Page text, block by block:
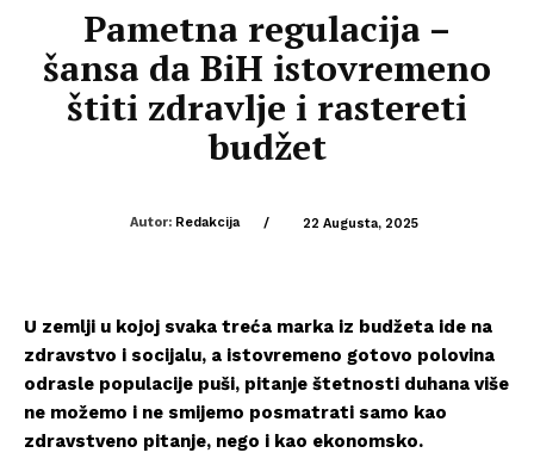
Pametna regulacija –
šansa da BiH istovremeno
štiti zdravlje i rastereti
budžet
Autor: Redakcija / 22 Augusta, 2025
U zemlji u kojoj svaka treća marka iz budžeta ide na
zdravstvo i socijalu, a istovremeno gotovo polovina
odrasle populacije puši, pitanje štetnosti duhana više
ne možemo i ne smijemo posmatrati samo kao
zdravstveno pitanje, nego i kao ekonomsko.